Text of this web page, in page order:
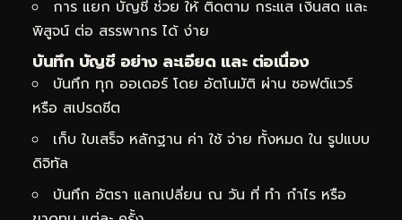
การ แยก บัญชี ช่วย ให้ ติดตาม กระแส เงินสด และ
พิสูจน์ ต่อ สรรพากร ได้ ง่าย
บันทึก บัญชี อย่าง ละเอียด และ ต่อเนื่อง
บันทึก ทุก ออเดอร์ โดย อัตโนมัติ ผ่าน ซอฟต์แวร์
หรือ สเปรดชีต
เก็บ ใบเสร็จ หลักฐาน ค่า ใช้ จ่าย ทั้งหมด ใน รูปแบบ
ดิจิทัล
บันทึก อัตรา แลกเปลี่ยน ณ วัน ที่ ทำ กำไร หรือ